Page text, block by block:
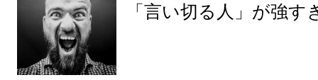
「言い切る人」が強す